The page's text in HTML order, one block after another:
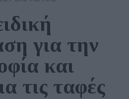
για την
και
τις ταφές